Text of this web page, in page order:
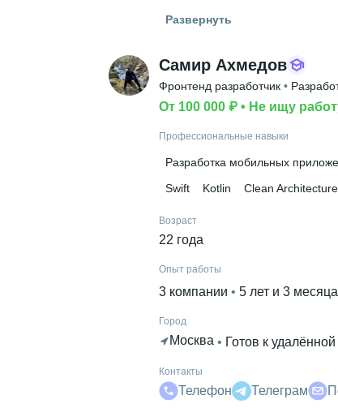
Гражданство
Знание языков
Английский А2
Высшее образование
РГСУ
Развернуть
Самир Ахмедов
Фронтенд разработчик •
От 100 000 ₽ • Не ищу
Профессиональные навыки
Разработка мобильных
Swift
Kotlin Clean Architecture
Возраст
22 года
Опыт работы
3 компании 5 лет и 3 месяца
Город
Москва • Готов к
Контакты
Телефон Телеграм